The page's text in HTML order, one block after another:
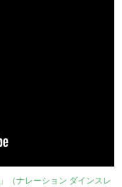
（ナレーション ダインスレ